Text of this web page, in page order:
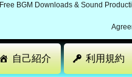
Free BGM Downloads & Sound
自己紹介 利用規約